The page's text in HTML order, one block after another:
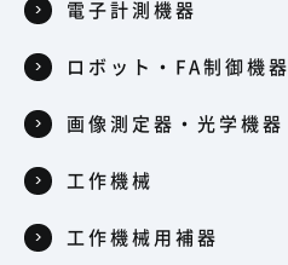
電子計測機器
ロボット・FA制御機器
画像測定器・光学機器
工作機械
工作機械用補器